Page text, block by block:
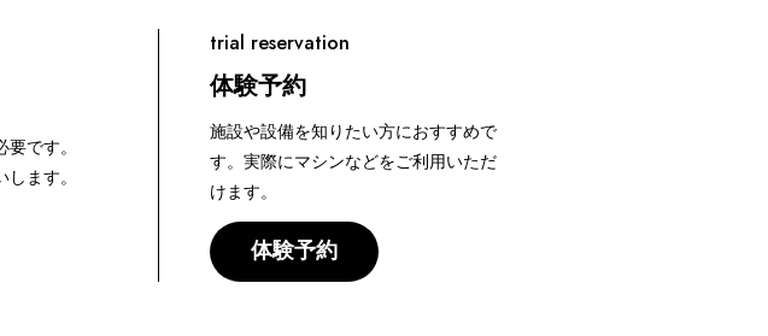
です。
ます。
trial reservation
体験予約
施設や設備を知りたい方におすすめで
す。実際にマシンなどをご利用いただ
けます。
体験予約